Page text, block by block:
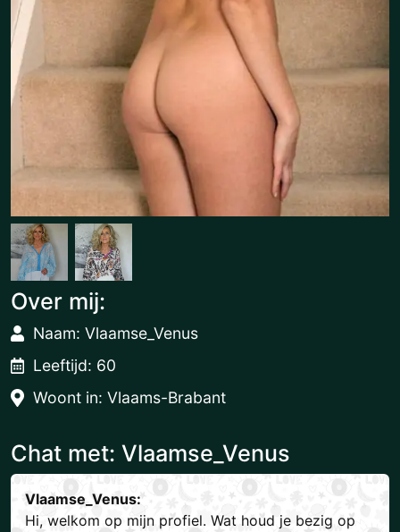
Over mij:
Naam: Vlaamse_Venus
Leeftijd: 60
Woont in: Vlaams-Brabant
Chat met: Vlaamse_Venus
Vlaamse_Venus:
Hi, welkom op mijn profiel. Wat houd je bezig op